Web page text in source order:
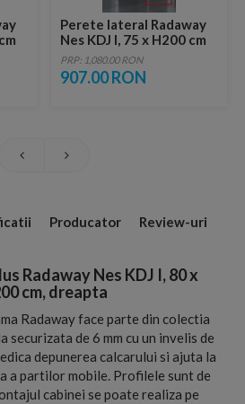
Perete lateral Radaway
Nes KDJ I, 75 x H200 cm
PRP: 1,080.00 RON
907.00 RON
Producator Review-uri
Radaway Nes KDJ I, 80 x
cm, dreapta
Radaway face parte din colectia
securizata de 6 mm cu un invelis de
depunerea calcarului si ajuta la
a partilor mobile. Profilele sunt de
cabinei se poate realiza pe